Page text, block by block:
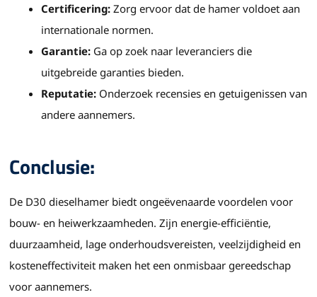
Certificering: Zorg ervoor dat de hamer voldoet aan
internationale normen.
Garantie: Ga op zoek naar leveranciers die
uitgebreide garanties bieden.
Reputatie: Onderzoek recensies en getuigenissen van
andere aannemers.
Conclusie:
De D30 dieselhamer biedt ongeëvenaarde voordelen voor
bouw- en heiwerkzaamheden. Zijn energie-efficiëntie,
duurzaamheid, lage onderhoudsvereisten, veelzijdigheid en
kosteneffectiviteit maken het een onmisbaar gereedschap
voor aannemers.